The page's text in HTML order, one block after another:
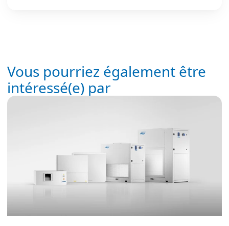
Vous pourriez également être
intéressé(e) par